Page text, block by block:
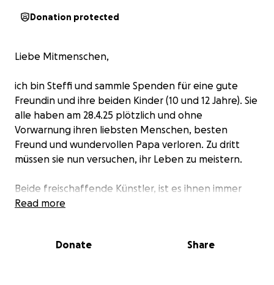
Donation protected
Liebe Mitmenschen,
ich bin Steffi und sammle Spenden für eine gute
Freundin und ihre beiden Kinder (10 und 12 Jahre). Sie
alle haben am 28.4.25 plötzlich und ohne
Vorwarnung ihren liebsten Menschen, besten
Freund und wundervollen Papa verloren. Zu dritt
müssen sie nun versuchen, ihr Leben zu meistern.
Beide freischaffende Künstler, ist es ihnen immer
wichtig gewesen, ihre Leidenschaft für Kunst und
Read more
Donate Share